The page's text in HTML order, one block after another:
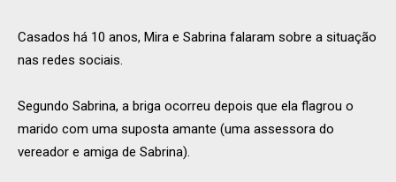
Casados há 10 anos, Mira e Sabrina falaram sobre a situação
nas redes sociais.
Segundo Sabrina, a briga ocorreu depois que ela flagrou o
marido com uma suposta amante (uma assessora do
vereador e amiga de Sabrina).